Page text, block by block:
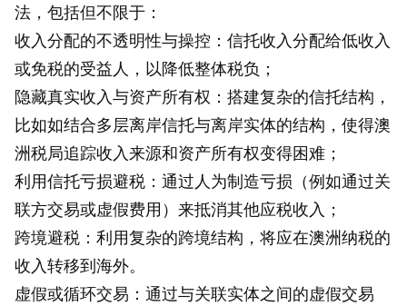
法，包括但不限于：
收入分配的不透明性与操控：信托收入分配给低收入
或免税的受益人，以降低整体税负；
隐藏真实收入与资产所有权：搭建复杂的信托结构，
比如如结合多层离岸信托与离岸实体的结构，使得澳
洲税局追踪收入来源和资产所有权变得困难；
利用信托亏损避税：通过人为制造亏损（例如通过关
联方交易或虚假费用）来抵消其他应税收入；
跨境避税：利用复杂的跨境结构，将应在澳洲纳税的
收入转移到海外。
虚假或循环交易：通过与关联实体之间的虚假交易